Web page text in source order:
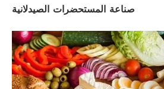
صناعة المستحضرات الصيدلانية